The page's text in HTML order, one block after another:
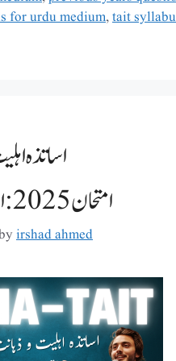
for urdu medium,tait
اساتذہ
امتحان 2025: اہم اعلان جاری
irshad ahmed